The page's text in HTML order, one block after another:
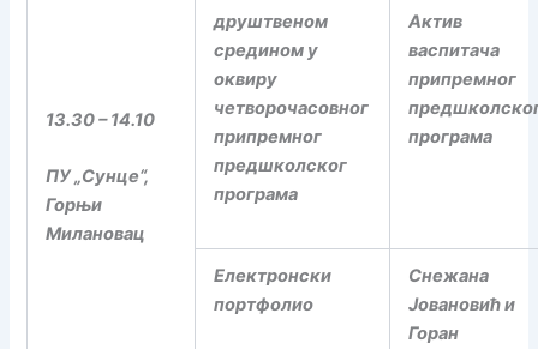
13.30 – 14.10
ПУ „Сунце“,
Горњи
Милановац
друштвеном
средином у
оквиру
четворочасовног
припремног
предшколског
програма
Актив
васпитача
припремног
програма
Електронски
портфолио
Снежана
Јовановић и
Горан